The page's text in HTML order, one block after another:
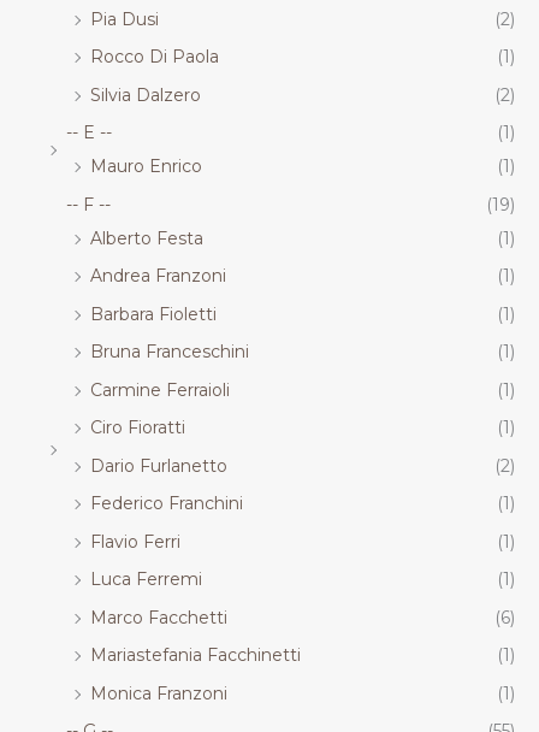
Pia Dusi
(2)
Rocco Di Paola
(1)
Silvia Dalzero
(2)
-- E --
(1)
Mauro Enrico
(1)
-- F --
(19)
Alberto Festa
(1)
Andrea Franzoni
(1)
Barbara Fioletti
(1)
Bruna Franceschini
(1)
Carmine Ferraioli
(1)
Ciro Fioratti
(1)
Dario Furlanetto
(2)
Federico Franchini
(1)
Flavio Ferri
(1)
Luca Ferremi
(1)
Marco Facchetti
(6)
Mariastefania Facchinetti
(1)
Monica Franzoni
(1)